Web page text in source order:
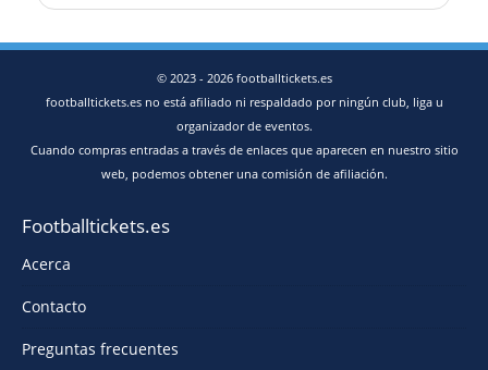
© 2023 - 2026 footballtickets.es
footballtickets.es no está afiliado ni respaldado por ningún club, liga u
organizador de eventos.
Cuando compras entradas a través de enlaces que aparecen en nuestro sitio
web, podemos obtener una comisión de afiliación.
Footballtickets.es
Acerca
Contacto
Preguntas frecuentes